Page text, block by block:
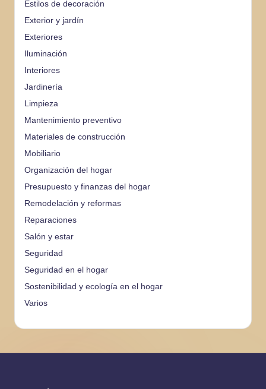
Estilos de decoración
Exterior y jardín
Exteriores
Iluminación
Interiores
Jardinería
Limpieza
Mantenimiento preventivo
Materiales de construcción
Mobiliario
Organización del hogar
Presupuesto y finanzas del hogar
Remodelación y reformas
Reparaciones
Salón y estar
Seguridad
Seguridad en el hogar
Sostenibilidad y ecología en el hogar
Varios